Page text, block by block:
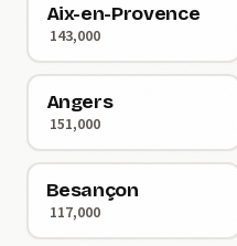
Aix-en-Provence
143,000
Angers
151,000
Besançon
117,000